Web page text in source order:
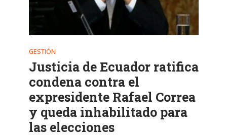
GESTIÓN
Justicia de Ecuador ratifica
condena contra el
expresidente Rafael Correa
y queda inhabilitado para
las elecciones